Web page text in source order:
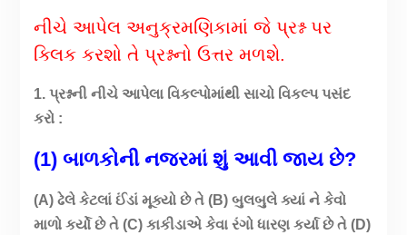
નીચે આપેલ અનુક્રમણિકામાં જે પ્રશ્ન પર
ક્લિક કરશો તે પ્રશ્નનો ઉત્તર મળશે.
1. પ્રશ્નની નીચે આપેલા વિકલ્પોમાંથી સાચો વિકલ્પ પસંદ
કરો :
(1) બાળકોની નજરમાં શું આવી જાય છે?
(A) ઢેલે કેટલાં ઈંડાં મૂક્યો છે તે (B) બુલબુલે ક્યાં ને કેવો
માળો કર્યો છે તે (C) કાકીડાએ કેવા રંગો ધારણ કર્યા છે તે (D)